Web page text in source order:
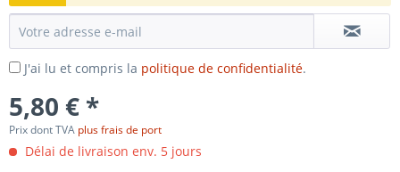
J'ai lu et compris la politique de confidentialité.
5,80 € *
Prix dont TVA plus frais de port
Délai de livraison env. 5 jours